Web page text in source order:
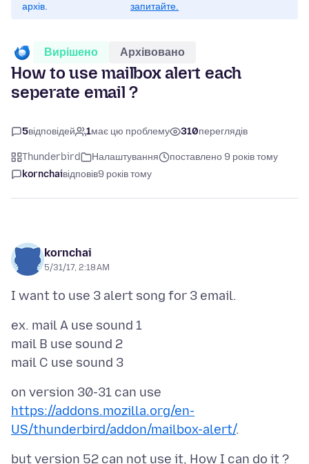
архів.
запитайте.
Вирішено Архівовано
How to use mailbox alert each
seperate email ?
5відповідей 1має цю проблему 310переглядів
Thunderbird Налаштування
поставлено 9 років тому
kornchaiвідповів9 років тому
kornchai
5/31/17, 2:18 AM
ex. mail A use sound 1
mail B use sound 2
on version 30-31 can use
https://addons.mozilla.org/en-
US/thunderbird/addon/mailbox-alert/